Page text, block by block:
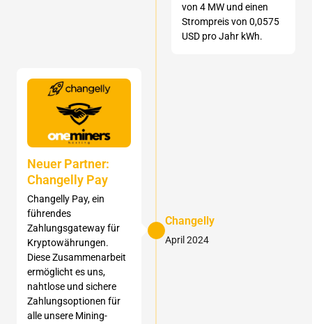
von 4 MW und einen
Strompreis von 0,0575
USD pro Jahr kWh.
Changelly
April 2024
Neuer Partner:
Changelly Pay
Changelly Pay, ein
führendes
Zahlungsgateway für
Kryptowährungen.
Diese Zusammenarbeit
ermöglicht es uns,
nahtlose und sichere
Zahlungsoptionen für
alle unsere Mining-